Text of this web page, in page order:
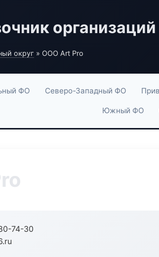
организаций
округ » ООО Art Pro
ФО Северо-Западный ФО
Южный ФО
74-30